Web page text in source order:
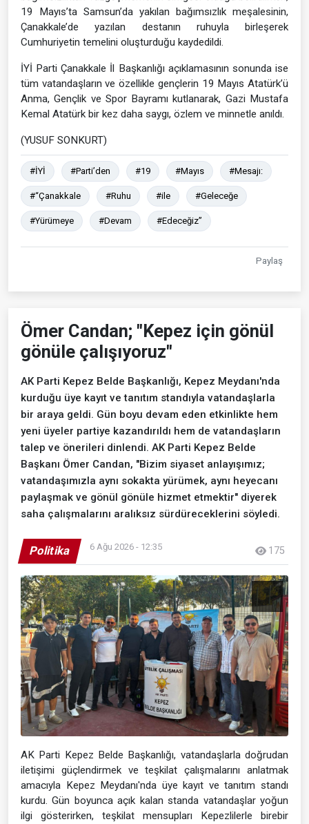
19 Mayıs’ta Samsun’da yakılan bağımsızlık meşalesinin,
Çanakkale’de yazılan destanın ruhuyla birleşerek
Cumhuriyetin temelini oluşturduğu kaydedildi.
İYİ Parti Çanakkale İl Başkanlığı açıklamasının sonunda ise
tüm vatandaşların ve özellikle gençlerin 19 Mayıs Atatürk’ü
Anma, Gençlik ve Spor Bayramı kutlanarak, Gazi Mustafa
Kemal Atatürk bir kez daha saygı, özlem ve minnetle anıldı.
(YUSUF SONKURT)
#İYİ #Parti’den #19 #Mayıs #Mesajı:
#“Çanakkale #Ruhu #ile #Geleceğe
#Yürümeye #Devam #Edeceğiz”
Paylaş
Ömer Candan; "Kepez için gönül
gönüle çalışıyoruz"
AK Parti Kepez Belde Başkanlığı, Kepez Meydanı'nda
kurduğu üye kayıt ve tanıtım standıyla vatandaşlarla
bir araya geldi. Gün boyu devam eden etkinlikte hem
yeni üyeler partiye kazandırıldı hem de vatandaşların
talep ve önerileri dinlendi. AK Parti Kepez Belde
Başkanı Ömer Candan, "Bizim siyaset anlayışımız;
vatandaşımızla aynı sokakta yürümek, aynı heyecanı
paylaşmak ve gönül gönüle hizmet etmektir" diyerek
saha çalışmalarını aralıksız sürdüreceklerini söyledi.
Politika 6 Ağu 2026 - 12:35 175
AK Parti Kepez Belde Başkanlığı, vatandaşlarla doğrudan
iletişimi güçlendirmek ve teşkilat çalışmalarını anlatmak
amacıyla Kepez Meydanı'nda üye kayıt ve tanıtım standı
kurdu. Gün boyunca açık kalan standa vatandaşlar yoğun
ilgi gösterirken, teşkilat mensupları Kepezlilerle birebir